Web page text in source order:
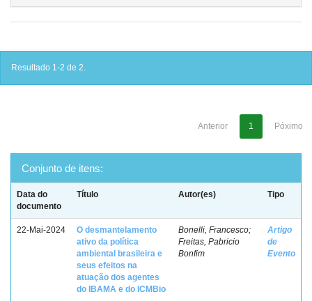
Resultado 1-2 de 2.
Anterior 1 Póximo
Conjunto de itens:
Data do
documento
Título Autor(es) Tipo
22-Mai-2024
O desmantelamento
ativo da política
ambiental brasileira e
seus efeitos na
atuação dos agentes
do IBAMA e do ICMBio
Bonelli, Francesco;
Freitas, Pabricio
Bonfim
Artigo
de
Evento